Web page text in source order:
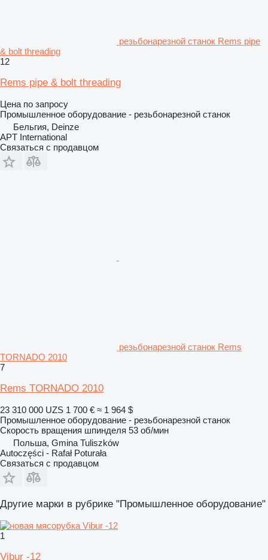
резьбонарезной станок Rems pipe
& bolt threading
12
Rems pipe & bolt threading
Цена по запросу
Промышленное оборудование - резьбонарезной станок
Бельгия, Deinze
APT International
Связаться с продавцом
резьбонарезной станок Rems
TORNADO 2010
7
Rems TORNADO 2010
23 310 000 UZS 1 700 € ≈ 1 964 $
Промышленное оборудование - резьбонарезной станок
Скорость вращения шпинделя 53 об/мин
Польша, Gmina Tuliszków
Autoczęści - Rafał Poturała
Связаться с продавцом
Другие марки в рубрике "Промышленное оборудование"
1
Vibur -12